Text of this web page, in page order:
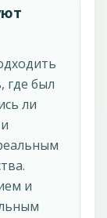
где был
ли
и